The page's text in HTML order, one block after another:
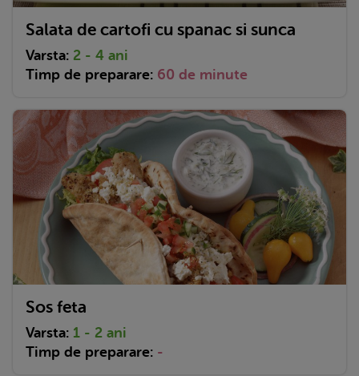
Salata de cartofi cu spanac si sunca
Varsta: 2 - 4 ani
Timp de preparare: 60 de minute
Sos feta
Varsta: 1 - 2 ani
Timp de preparare: -